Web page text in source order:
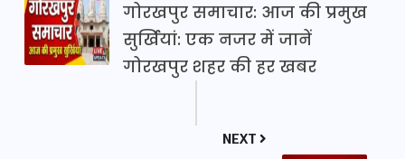
गोरखपुर समाचार: आज की प्रमुख
सुर्खियां: एक नजर में जानें
गोरखपुर शहर की हर खबर
NEXT